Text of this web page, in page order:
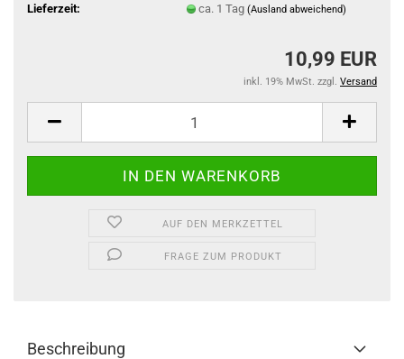
Lieferzeit:
ca. 1 Tag (Ausland abweichend)
10,99 EUR
inkl. 19% MwSt. zzgl. Versand
AUF DEN MERKZETTEL
FRAGE ZUM PRODUKT
Beschreibung